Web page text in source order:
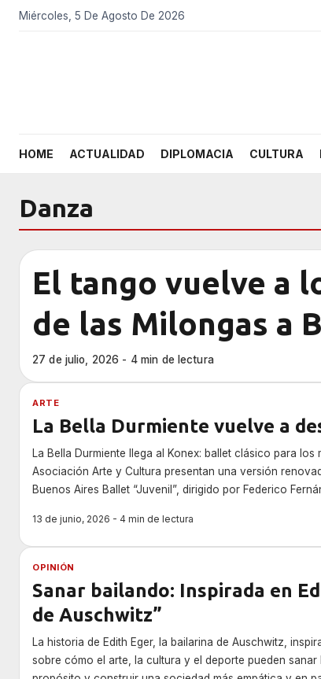
Miércoles, 5 De Agosto De 2026
HOME ACTUALIDAD DIPLOMACIA CULTURA
Danza
El tango vuelve a
de las Milongas a
27 de julio, 2026 - 4 min de lectura
ARTE
La Bella Durmiente vuelve a
La Bella Durmiente llega al Konex: ballet clásico para
Asociación Arte y Cultura presentan una versión
Buenos Aires Ballet “Juvenil”, dirigido por Federico
relato en un lenguaje pensado especialmente para
domingos a las 11 hs. en la Ciudad Cultural Konex —
13 de junio, 2026 - 4 min de lectura
OPINIÓN
Sanar bailando: Inspirada en
de Auschwitz”
La historia de Edith Eger, la bailarina de Auschwitz,
sobre cómo el arte, la cultura y el deporte pueden